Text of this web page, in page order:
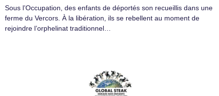
Sous l’Occupation, des enfants de déportés son recueillis dans une
ferme du Vercors. À la libération, ils se rebellent au moment de
rejoindre l’orphelinat traditionnel…